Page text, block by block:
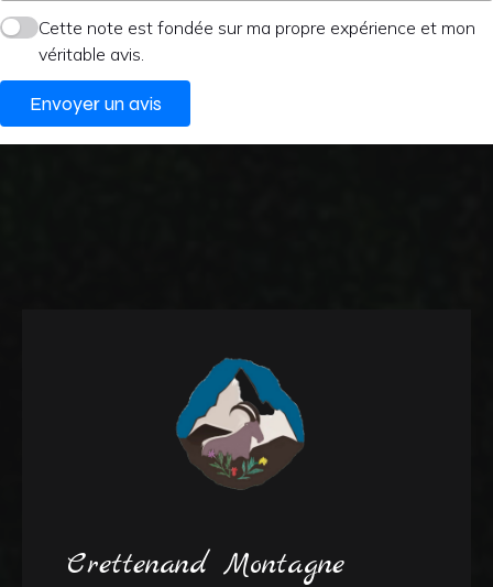
Cette note est fondée sur ma propre expérience et mon
véritable avis.
Envoyer un avis
Crettenand Montagne